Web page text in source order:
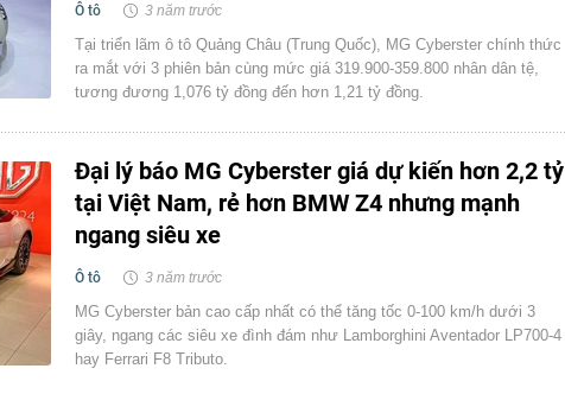
Ô tô 3 năm trước
Tại triển lãm ô tô Quảng Châu (Trung Quốc), MG Cyberster chính thức
ra mắt với 3 phiên bản cùng mức giá 319.900-359.800 nhân dân tệ,
tương đương 1,076 tỷ đồng đến hơn 1,21 tỷ đồng.
Đại lý báo MG Cyberster giá dự kiến hơn 2,2 tỷ
tại Việt Nam, rẻ hơn BMW Z4 nhưng mạnh
ngang siêu xe
Ô tô 3 năm trước
MG Cyberster bản cao cấp nhất có thể tăng tốc 0-100 km/h dưới 3
giây, ngang các siêu xe đình đám như Lamborghini Aventador LP700-4
hay Ferrari F8 Tributo.